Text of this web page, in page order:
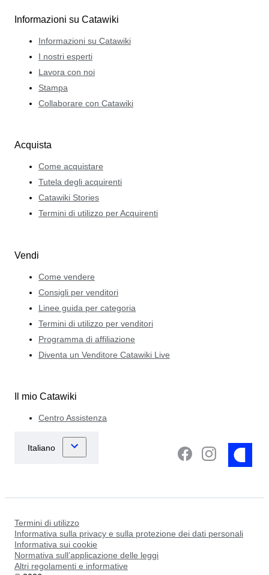
Informazioni su Catawiki
Informazioni su Catawiki
I nostri esperti
Lavora con noi
Stampa
Collaborare con Catawiki
Acquista
Come acquistare
Tutela degli acquirenti
Catawiki Stories
Termini di utilizzo per Acquirenti
Vendi
Come vendere
Consigli per venditori
Linee guida per categoria
Termini di utilizzo per venditori
Programma di affiliazione
Diventa un Venditore Catawiki Live
Il mio Catawiki
Centro Assistenza
Termini di utilizzo
Informativa sulla privacy e sulla protezione dei dati personali
Informativa sui cookie
Normativa sull’applicazione delle leggi
Altri regolamenti e informative